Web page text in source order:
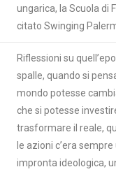
ungarica, la Scuola di
citato Swinging
Riflessioni su
spalle, quando si
mondo potesse
che si potesse
trasformare il reale,
le azioni c’era
impronta ideologica,